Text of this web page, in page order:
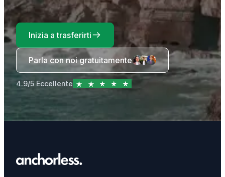
Inizia a trasferirti
Parla con noi gratuitamente
4.9/5 Eccellente